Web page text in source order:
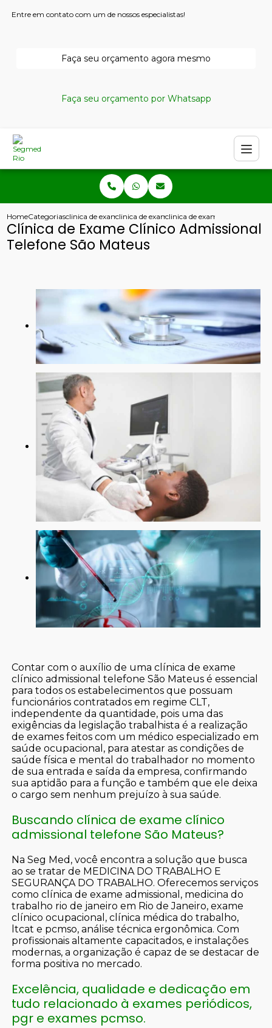
Entre em contato com um de nossos especialistas!
Faça seu orçamento agora mesmo
Faça seu orçamento por Whatsapp
HomeCategoriasclinica de exames admissionais
clinica de exame admissional e demissional
clinica de exame clinico
Clínica de Exame Clínico Admissional
Telefone São Mateus
Contar com o auxílio de uma clínica de exame
clínico admissional telefone São Mateus é essencial
para todos os estabelecimentos que possuam
funcionários contratados em regime CLT,
independente da quantidade, pois uma das
exigências da legislação trabalhista é a realização
de exames feitos com um médico especializado em
saúde ocupacional, para atestar as condições de
saúde física e mental do trabalhador no momento
de sua entrada e saída da empresa, confirmando
sua aptidão para a função e também que ele deixa
o cargo sem nenhum prejuízo à sua saúde.
Buscando clínica de exame clínico
admissional telefone São Mateus?
Na Seg Med, você encontra a solução que busca
ao se tratar de MEDICINA DO TRABALHO E
SEGURANÇA DO TRABALHO. Oferecemos serviços
como clínica de exame admissional, medicina do
trabalho rio de janeiro em Rio de Janeiro, exame
clínico ocupacional, clínica médica do trabalho,
ltcat e pcmso, análise técnica ergonômica. Com
profissionais altamente capacitados, e instalações
modernas, a organização é capaz de se destacar de
forma positiva no mercado.
Excelência, qualidade e dedicação em
tudo relacionado à exames periódicos,
pgr e exames pcmso.